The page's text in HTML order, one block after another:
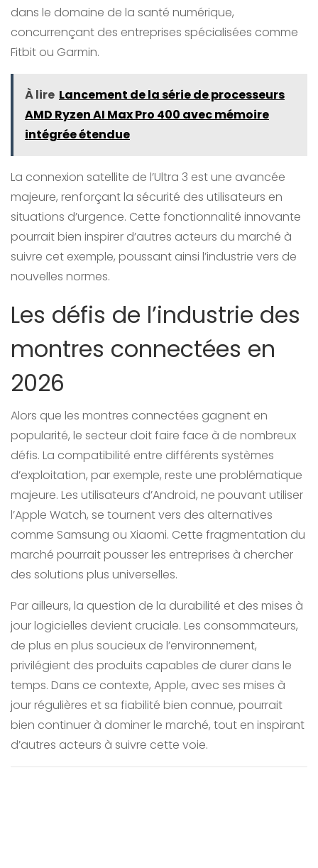
dans le domaine de la santé numérique,
concurrençant des entreprises spécialisées comme
Fitbit ou Garmin.
À lire Lancement de la série de processeurs
AMD Ryzen AI Max Pro 400 avec mémoire
intégrée étendue
La connexion satellite de l’Ultra 3 est une avancée
majeure, renforçant la sécurité des utilisateurs en
situations d’urgence. Cette fonctionnalité innovante
pourrait bien inspirer d’autres acteurs du marché à
suivre cet exemple, poussant ainsi l’industrie vers de
nouvelles normes.
Les défis de l’industrie des
montres connectées en
2026
Alors que les montres connectées gagnent en
popularité, le secteur doit faire face à de nombreux
défis. La compatibilité entre différents systèmes
d’exploitation, par exemple, reste une problématique
majeure. Les utilisateurs d’Android, ne pouvant utiliser
l’Apple Watch, se tournent vers des alternatives
comme Samsung ou Xiaomi. Cette fragmentation du
marché pourrait pousser les entreprises à chercher
des solutions plus universelles.
Par ailleurs, la question de la durabilité et des mises à
jour logicielles devient cruciale. Les consommateurs,
de plus en plus soucieux de l’environnement,
privilégient des produits capables de durer dans le
temps. Dans ce contexte, Apple, avec ses mises à
jour régulières et sa fiabilité bien connue, pourrait
bien continuer à dominer le marché, tout en inspirant
d’autres acteurs à suivre cette voie.